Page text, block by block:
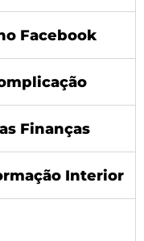
Facebook
Finanças
Interior